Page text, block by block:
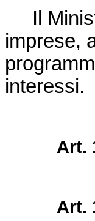
Il
imprese,
interessi.
Art.
Art.